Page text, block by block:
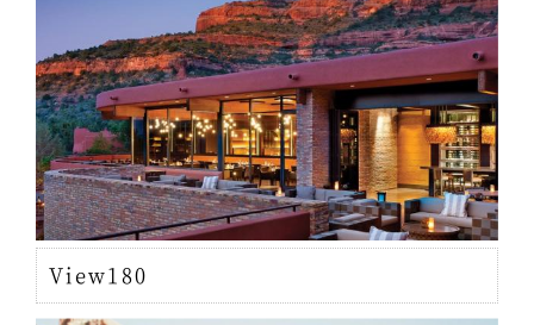
View180